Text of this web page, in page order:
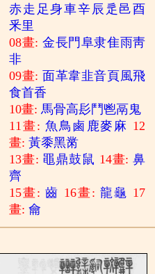
赤走 足身車辛辰 辵 邑酉
釆里
08畫: 金長門 阜隶隹雨靑
非
09畫: 面革韋韭音頁風飛
食首香
10畫:馬骨高髟 鬥鬯鬲 鬼
11畫: 魚鳥 鹵 鹿麥 麻 12
畫:黃黍黑黹
13畫: 黽鼎鼓鼠 14畫:鼻
齊
15畫:齒 16畫:龍龜 17
畫:龠